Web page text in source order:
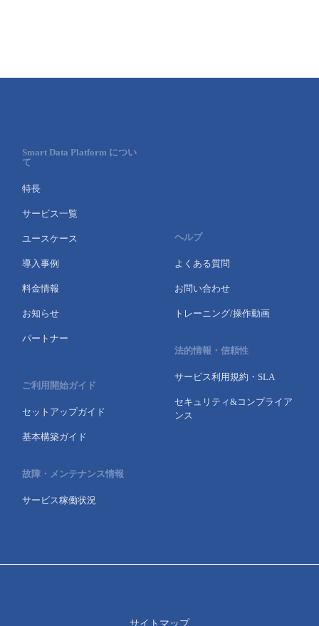
Smart Data Platform につい
て
特長
サービス一覧
ユースケース
導入事例
料金情報
お知らせ
パートナー
ご利用開始ガイド
セットアップガイド
基本構築ガイド
故障・メンテナンス情報
サービス稼働状況
ヘルプ
よくある質問
お問い合わせ
トレーニング/操作動画
法的情報・信頼性
サービス利用規約・SLA
セキュリティ&コンプライア
ンス
サイトマップ